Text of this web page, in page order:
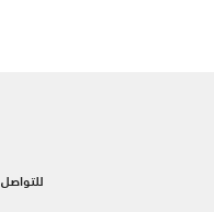
للتواصل